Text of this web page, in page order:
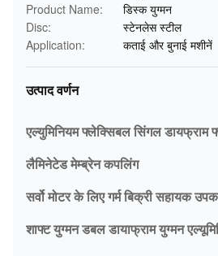
Product Name:
डिस्क युग्मन
Disc:
स्टेनलेस स्टील
Application:
कताई और बुनाई मशीनें
उत्पाद वर्णन
एल्युमिनियम फ्लेक्सिबल सिंगल
लैमिनेटेड मेम्ब्रेन कपलिंग
सर्वो मोटर के लिए गर्म बिक्री सहायक
शाफ्ट युग्मन डबल डायाफ्राम युग्मन